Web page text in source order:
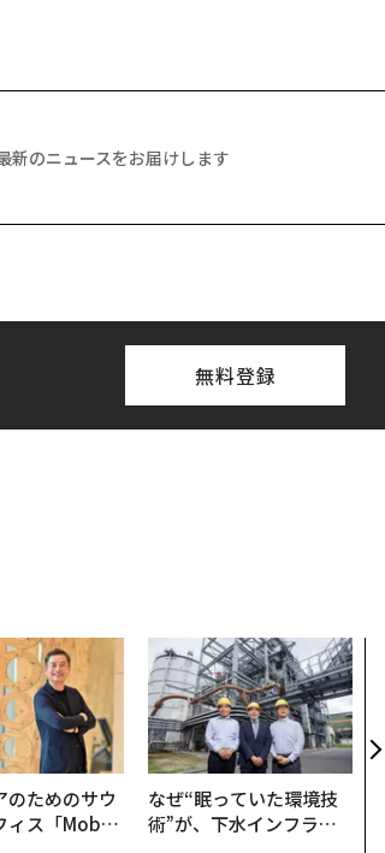
新のニュースをお届けします
無料登録
のためのサウ
ィス「Mobiu
なぜ“眠っていた環境技
術”が、下水インフラを